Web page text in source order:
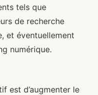
tels que
de recherche
et éventuellement
numérique.
est d’augmenter le